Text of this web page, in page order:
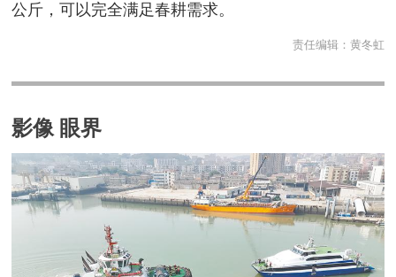
公斤，可以完全满足春耕需求。
责任编辑： 黄冬虹
影像 眼界